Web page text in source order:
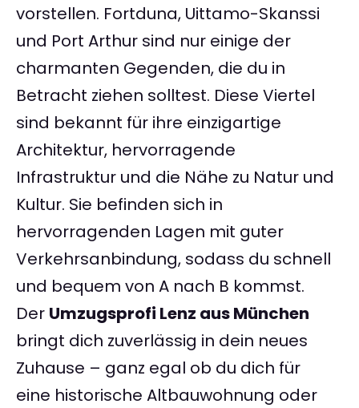
vorstellen. Fortduna, Uittamo-Skanssi
und Port Arthur sind nur einige der
charmanten Gegenden, die du in
Betracht ziehen solltest. Diese Viertel
sind bekannt für ihre einzigartige
Architektur, hervorragende
Infrastruktur und die Nähe zu Natur und
Kultur. Sie befinden sich in
hervorragenden Lagen mit guter
Verkehrsanbindung, sodass du schnell
und bequem von A nach B kommst.
Der Umzugsprofi Lenz aus München
bringt dich zuverlässig in dein neues
Zuhause – ganz egal ob du dich für
eine historische Altbauwohnung oder